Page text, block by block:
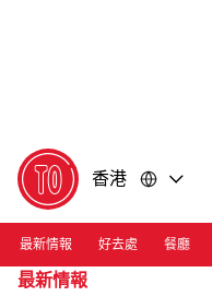
香港
最新情報 好去處 餐廳
最新情報